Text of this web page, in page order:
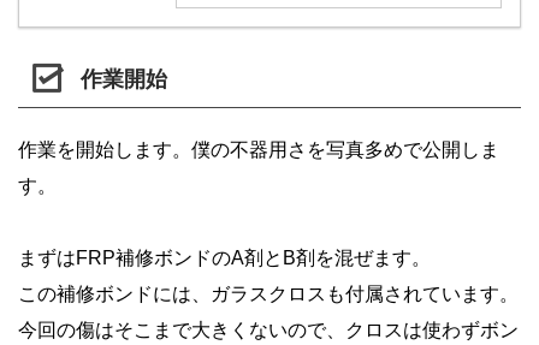
作業開始
作業を開始します。僕の不器用さを写真多めで公開しま
す。
まずはFRP補修ボンドのA剤とB剤を混ぜます。
この補修ボンドには、ガラスクロスも付属されています。
今回の傷はそこまで大きくないので、クロスは使わずボン